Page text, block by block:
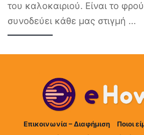
του καλοκαιριού. Είναι το
συνοδεύει κάθε μας στιγμή ...
Επικοινωνία – Διαφήμιση Ποιοι